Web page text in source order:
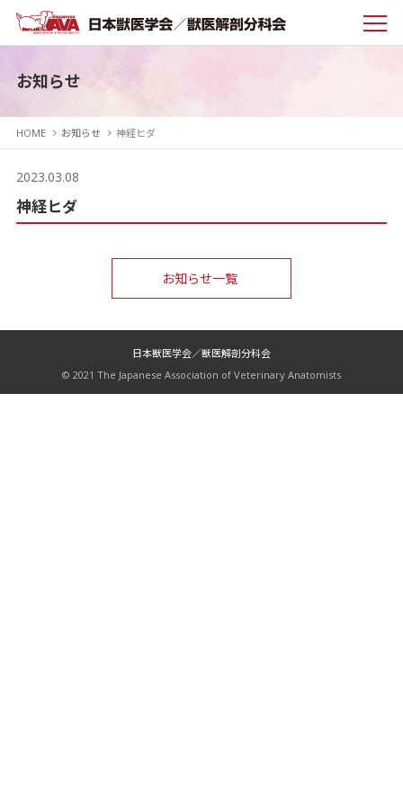
お知らせ
HOME お知らせ 神経ヒダ
2023.03.08
神経ヒダ
お知らせ一覧
日本獣医学会／獣医解剖分科会
© 2021 The Japanese Association of Veterinary Anatomists